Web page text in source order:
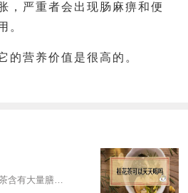
，严重者会出现肠麻痹和便
。
营养价值是很高的。